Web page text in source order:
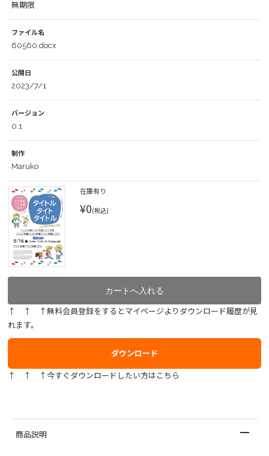
無期限
ファイル名
60560.docx
公開日
2023/7/1
バージョン
0.1
制作
Maruko
在庫有り
¥0(税込)
↑ ↑ ↑無料会員登録をするとマイページよりダウンロード履歴が見
れます。
ダウンロード
↑ ↑ ↑今すぐダウンロードしたい方はこちら
商品説明